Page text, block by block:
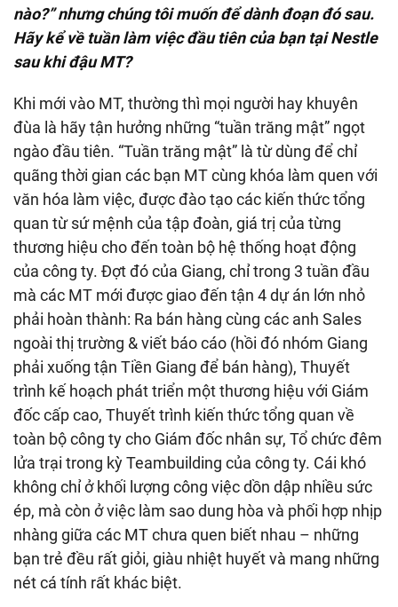
nào?” nhưng chúng tôi muốn để dành đoạn đó sau.
Hãy kể về tuần làm việc đầu tiên của bạn tại Nestle
sau khi đậu MT?
Khi mới vào MT, thường thì mọi người hay khuyên
đùa là hãy tận hưởng những “tuần trăng mật” ngọt
ngào đầu tiên. “Tuần trăng mật” là từ dùng để chỉ
quãng thời gian các bạn MT cùng khóa làm quen với
văn hóa làm việc, được đào tạo các kiến thức tổng
quan từ sứ mệnh của tập đoàn, giá trị của từng
thương hiệu cho đến toàn bộ hệ thống hoạt động
của công ty. Đợt đó của Giang, chỉ trong 3 tuần đầu
mà các MT mới được giao đến tận 4 dự án lớn nhỏ
phải hoàn thành: Ra bán hàng cùng các anh Sales
ngoài thị trường & viết báo cáo (hồi đó nhóm Giang
phải xuống tận Tiền Giang để bán hàng), Thuyết
trình kế hoạch phát triển một thương hiệu với Giám
đốc cấp cao, Thuyết trình kiến thức tổng quan về
toàn bộ công ty cho Giám đốc nhân sự, Tổ chức đêm
lửa trại trong kỳ Teambuilding của công ty. Cái khó
không chỉ ở khối lượng công việc dồn dập nhiều sức
ép, mà còn ở việc làm sao dung hòa và phối hợp nhịp
nhàng giữa các MT chưa quen biết nhau – những
bạn trẻ đều rất giỏi, giàu nhiệt huyết và mang những
nét cá tính rất khác biệt.